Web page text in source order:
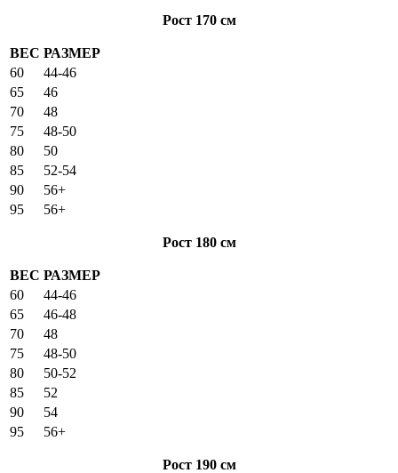
Рост 170 см
ВЕС РАЗМЕР
60
44-46
65
46
70
48
75
48-50
80
50
85
52-54
90
56+
95
56+
Рост 180 см
ВЕС РАЗМЕР
60
44-46
65
46-48
70
48
75
48-50
80
50-52
85
52
90
54
95
56+
Рост 190 см